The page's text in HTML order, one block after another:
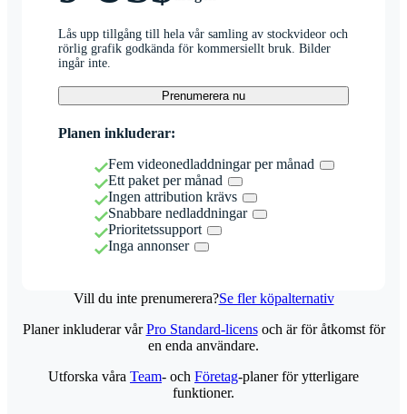
Lås upp tillgång till hela vår samling av stockvideor och
rörlig grafik godkända för kommersiellt bruk. Bilder
ingår inte.
Prenumerera nu
Planen inkluderar:
Fem videonedladdningar per månad
Ett paket per månad
Ingen attribution krävs
Snabbare nedladdningar
Prioritetssupport
Inga annonser
Vill du inte prenumerera?Se fler köpalternativ
Planer inkluderar vårPro Standard-licensoch är för åtkomst för
en enda användare.
Utforska våra Team- och Företag-planer för ytterligare
funktioner.